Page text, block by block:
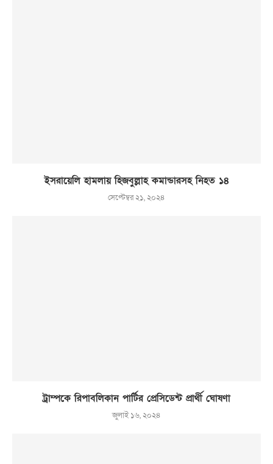
ইসরায়েলি হামলায় হিজবুল্লাহ কমান্ডারসহ নিহত ১৪
সেপ্টেম্বর ২১, ২০২৪
ট্রাম্পকে রিপাবলিকান পার্টির প্রেসিডেন্ট প্রার্থী ঘোষণা
জুলাই ১৬, ২০২৪